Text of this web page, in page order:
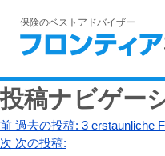
保険のベストアドバイザー
投稿ナビゲー
前 過去の投稿: 3 erstaunliche
次 次の投稿: